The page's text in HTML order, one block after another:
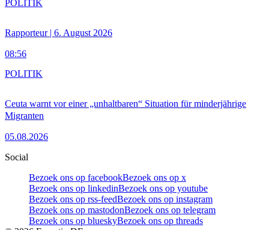
Rapporteur | 6. August 2026
08:56
POLITIK
Ceuta warnt vor einer „unhaltbaren“ Situation für minderjährige
Migranten
05.08.2026
POLITIK
Social
Bezoek ons op facebookBezoek ons op x
Bezoek ons op linkedinBezoek ons op youtube
Bezoek ons op rss-feedBezoek ons op instagram
Bezoek ons op mastodonBezoek ons op telegram
Bezoek ons op blueskyBezoek ons op threads